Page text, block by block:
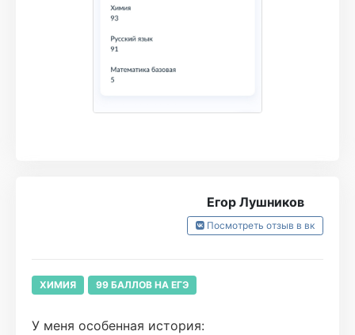
информативные конспекты, удобные
скрипты, разборы, домашки - всё поможет
вам набрать 80+ баллов, это я гарантирую. В
P.s. в 10 классе я очень плохо знала химию,
Егор Лушников
Посмотреть отзыв в вк
ХИМИЯ 99 БАЛЛОВ НА ЕГЭ
У меня особенная история: